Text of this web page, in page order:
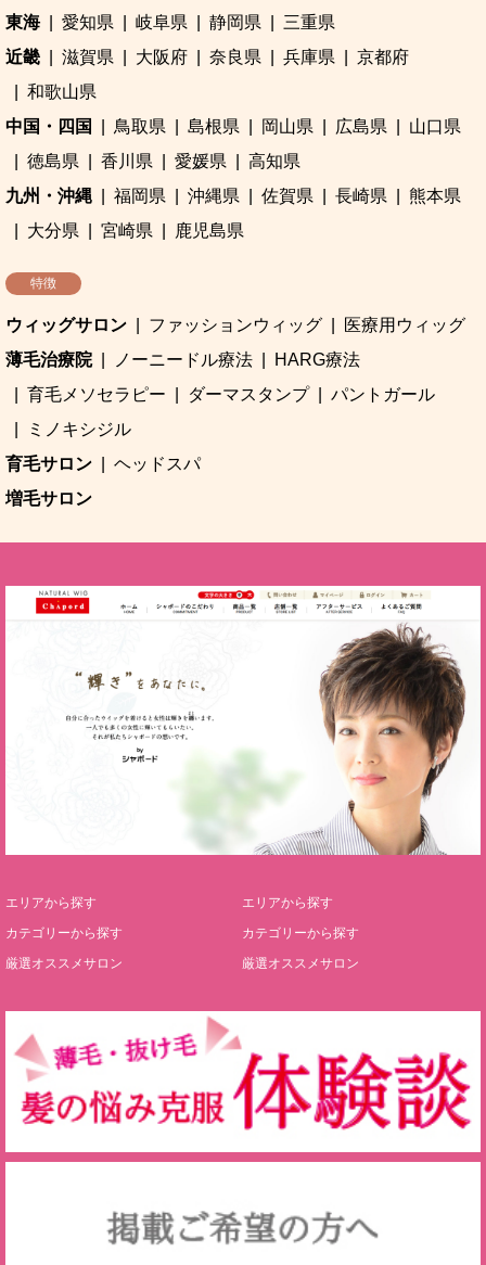
東海
愛知県 岐阜県 静岡県
三重県
近畿
滋賀県 大阪府 奈良県 兵庫県
京都府
和歌山県
中国・四国
鳥取県 島根県 岡山県 広島県
山口県
徳島県
香川県 愛媛県
高知県
九州・沖縄
福岡県 沖縄県 佐賀県 長崎県
熊本県
大分県
宮崎県 鹿児島県
特徴
ウィッグサロン ファッションウィッグ
医療用ウィッグ
薄毛治療院
ノーニードル療法
HARG療法
育毛メソセラピー
ダーマスタンプ
パントガール
ミノキシジル
育毛サロン
ヘッドスパ
増毛サロン
エリアから探す
カテゴリーから探す
厳選オススメサロン
エリアから探す
カテゴリーから探す
厳選オススメサロン